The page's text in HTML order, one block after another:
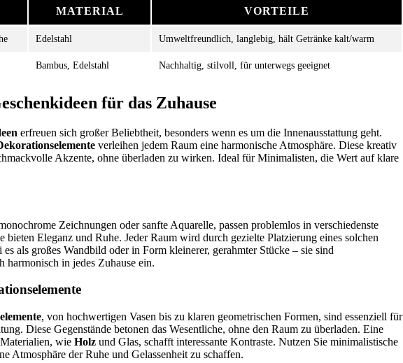
MATERIAL VORTEILE
Edelstahl Umweltfreundlich, langlebig, hält Getränke kalt/warm
Bambus, Edelstahl Nachhaltig, stilvoll, für unterwegs geeignet
für das Zuhause
erfreuen sich großer Beliebtheit, besonders wenn es um die Innenausstattung geht.
verleihen jedem Raum eine harmonische Atmosphäre. Diese kreativ
Akzente, ohne überladen zu wirken. Ideal für Minimalisten, die Wert auf klare
Zeichnungen oder sanfte Aquarelle, passen problemlos in verschiedenste
bieten Eleganz und Ruhe. Jeder Raum wird durch gezielte Platzierung eines solchen
als großes Wandbild oder in Form kleinerer, gerahmter Stücke – sie sind
in jedes Zuhause ein.
, von hochwertigen Vasen bis zu klaren geometrischen Formen, sind essenziell für
Diese Gegenstände betonen das Wesentliche, ohne den Raum zu überladen. Eine
wie Holz und Glas, schafft interessante Kontraste. Nutzen Sie minimalistische
Atmosphäre der Ruhe und Gelassenheit zu schaffen.